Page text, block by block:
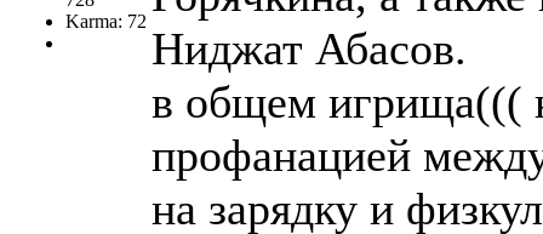
Karma: 72
Ниджат Абасов.
в общем игрища(((
профанацией
на зарядку и